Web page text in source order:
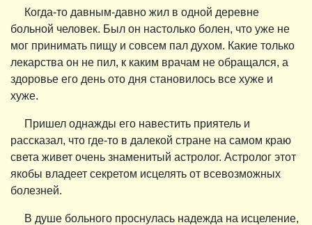
Когда-то давным-давно жил в одной деревне
больной человек. Был он настолько болен, что уже не
мог принимать пищу и совсем пал духом. Какие только
лекарства он не пил, к каким врачам не обращался, а
здоровье его день ото дня становилось все хуже и
хуже.
Пришел однажды его навестить приятель и
рассказал, что где-то в далекой стране на самом краю
света живет очень знаменитый астролог. Астролог этот
якобы владеет секретом исцелять от всевозможных
болезней.
В душе больного проснулась надежда на исцеление,